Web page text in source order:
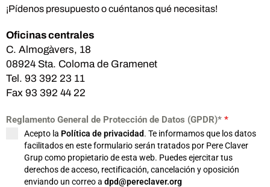
¡Pídenos presupuesto o cuéntanos qué necesitas!
Oficinas centrales
C. Almogàvers, 18
08924 Sta. Coloma de Gramenet
Tel. 93 392 23 11
Fax 93 392 44 22
Reglamento General de Protección de Datos (GPDR)* *
Acepto la Política de privacidad. Te informamos que los datos
facilitados en este formulario serán tratados por Pere Claver
Grup como propietario de esta web. Puedes ejercitar tus
derechos de acceso, rectificación, cancelación y oposición
enviando un correo a dpd@pereclaver.org